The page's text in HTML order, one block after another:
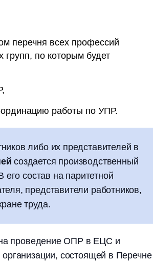
перечня всех профессий
по которым будет
работы по УПР.
либо их представителей в
создается производственный
его состав на паритетной
представители работников,
труда.
на проведение ОПР в ЕЦС и
состоящей в Перечне